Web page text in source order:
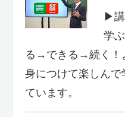
▶
学
る→できる→続く！
身につけて楽しん
ています。